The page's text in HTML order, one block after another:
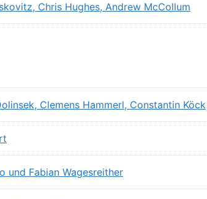
Chris Hughes, Andrew McCollum
Clemens Hammerl, Constantin Köck
und Fabian Wagesreither